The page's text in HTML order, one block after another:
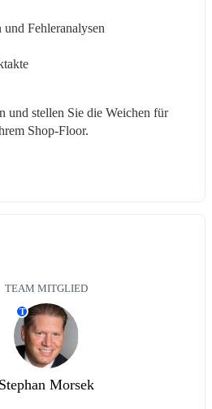
Fehleranalysen
und stellen Sie die Weichen für
Shop-Floor.
TEAM MITGLIED
T
Stephan Morsek